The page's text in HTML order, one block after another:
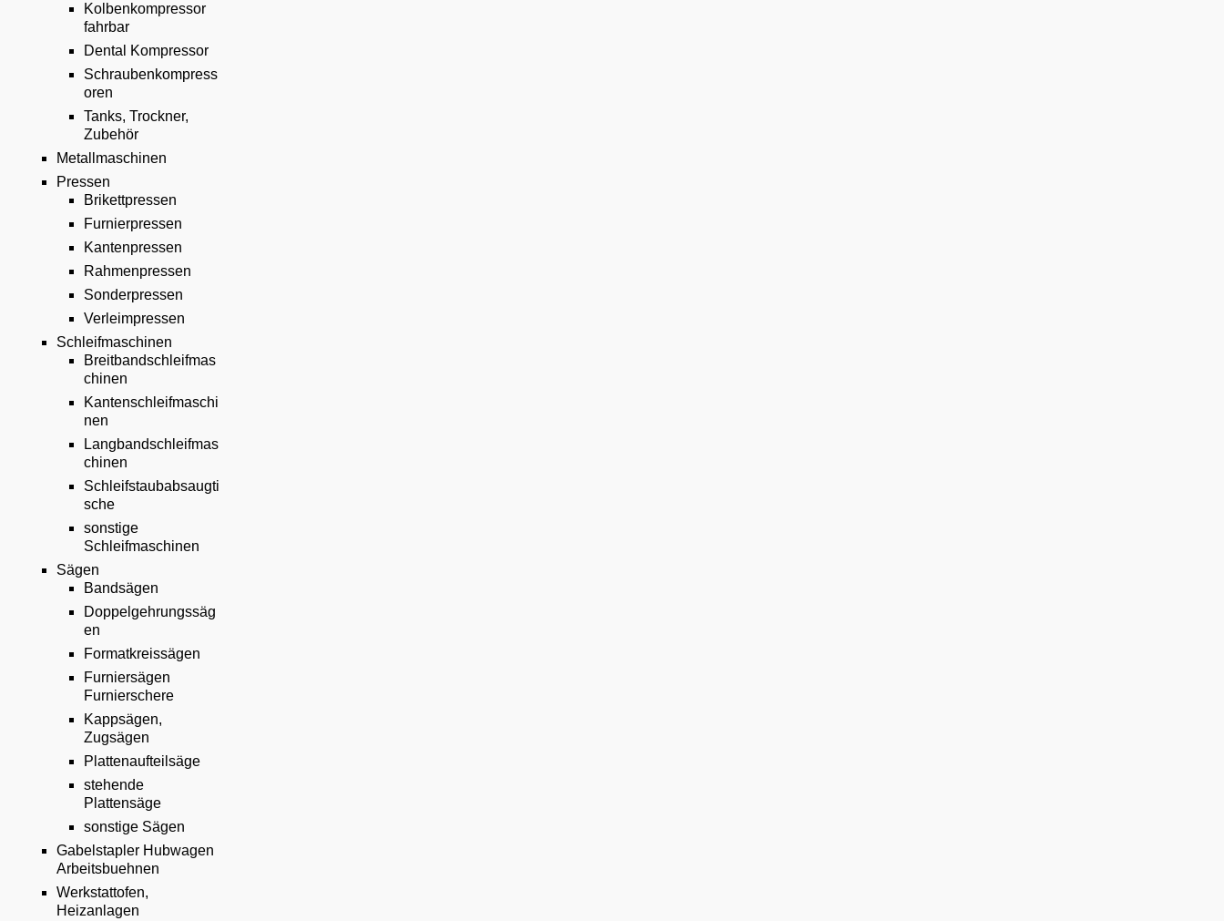
Kolbenkompressor
fahrbar
Dental Kompressor
Schraubenkompress
oren
Tanks, Trockner,
Zubehör
Metallmaschinen
Pressen
Brikettpressen
Furnierpressen
Kantenpressen
Rahmenpressen
Sonderpressen
Verleimpressen
Schleifmaschinen
Breitbandschleifmas
chinen
Kantenschleifmaschi
nen
Langbandschleifmas
chinen
Schleifstaubabsaugti
sche
sonstige
Schleifmaschinen
Sägen
Bandsägen
Doppelgehrungssäg
en
Formatkreissägen
Furniersägen
Furnierschere
Kappsägen,
Zugsägen
Plattenaufteilsäge
stehende
Plattensäge
sonstige Sägen
Gabelstapler Hubwagen
Arbeitsbuehnen
Werkstattofen,
Heizanlagen